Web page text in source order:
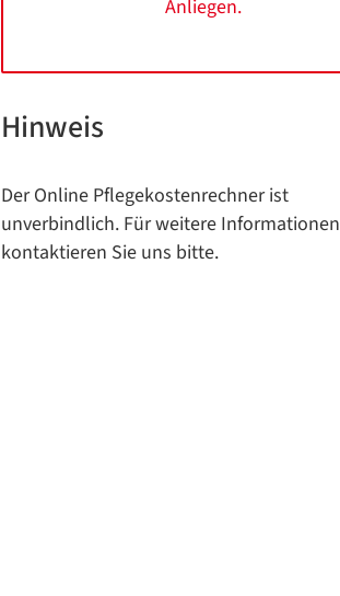
Anliegen.
Hinweis
Der Online Pflegekostenrechner ist
unverbindlich. Für weitere Informationen
kontaktieren Sie uns bitte.